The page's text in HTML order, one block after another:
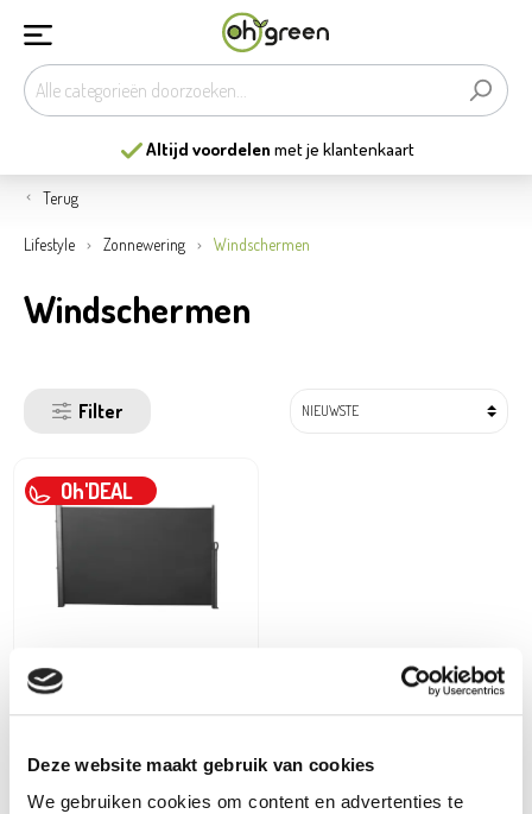
Deze website maakt gebruik van cookies
We gebruiken cookies om content en advertenties te
Altijd voordelen met je klantenkaart
Terug
Lifestyle Zonnewering Windschermen
Windschermen
Filter
Oh'DEAL
Oprolbaar windscherm
Boreas